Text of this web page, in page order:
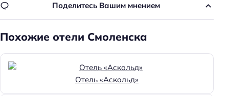
Поделитесь Вашим мнением
Похожие отели Смоленска
Отель «Аскольд»